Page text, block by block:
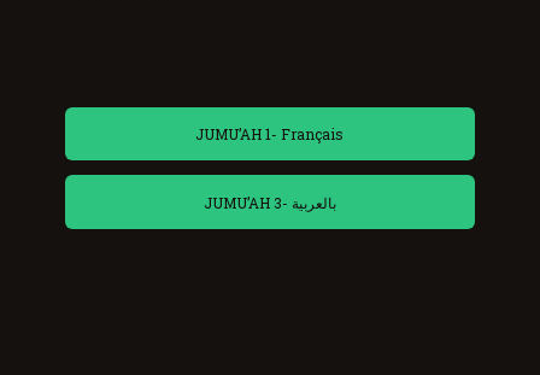
JUMU’AH 1- Français
JUMU’AH 3- بالعربية